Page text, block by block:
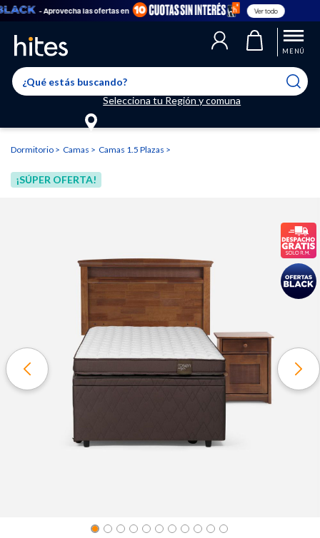
- Aprovecha las ofertas en Ver todo
MENÚ
Selecciona tu Región y comuna
El producto ha sido eliminado correctamente
El producto ha sido agregado a tu lista de favoritos correctamente
Llegaste al límite de productos favoritos permitidos, para agregar
uno nuevo ingresa a “Mi cuenta” y elimina los que ya no necesitas.
Dormitorio Camas Camas 1.5 Plazas
¡SÚPER OFERTA!